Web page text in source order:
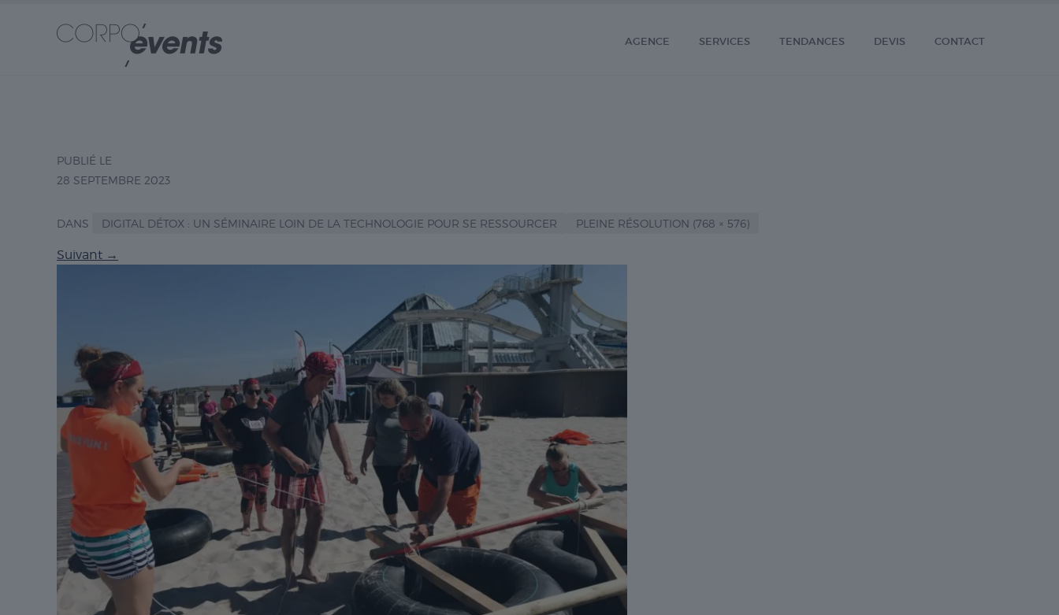
AGENCE SERVICES TENDANCES DEVIS CONTACT
PUBLIÉ LE
28 SEPTEMBRE 2023
DANS DIGITAL DÉTOX : UN SÉMINAIRE LOIN DE LA TECHNOLOGIE POUR SE RESSOURCER PLEINE RÉSOLUTION (768 × 576)
Suivant →